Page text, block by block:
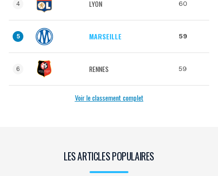
4 LYON 60
5 MARSEILLE 59
6 RENNES 59
Voir le classement complet
LES ARTICLES POPULAIRES